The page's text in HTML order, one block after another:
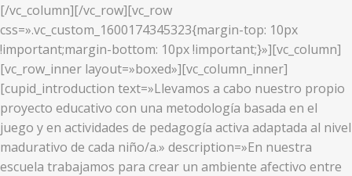
[/vc_column][/vc_row][vc_row
css=».vc_custom_1600174345323{margin-top: 10px
!important;margin-bottom: 10px !important;}»][vc_column]
[vc_row_inner layout=»boxed»][vc_column_inner]
[cupid_introduction text=»Llevamos a cabo nuestro propio
proyecto educativo con una metodología basada en el
juego y en actividades de pedagogía activa adaptada al nivel
madurativo de cada niño/a.» description=»En nuestra
escuela trabajamos para crear un ambiente afectivo entre